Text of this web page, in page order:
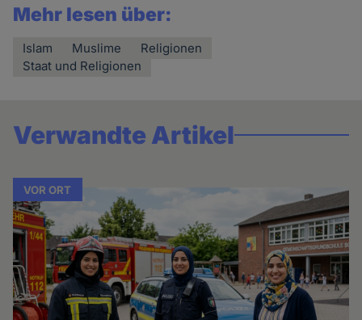
Mehr lesen über:
Islam Muslime
Religionen
Staat und Religionen
Verwandte Artikel
VOR ORT